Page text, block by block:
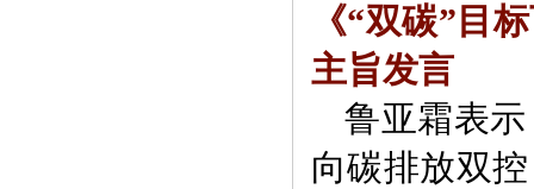
《“双碳”目
主旨发言
鲁亚霜表
向碳排放双